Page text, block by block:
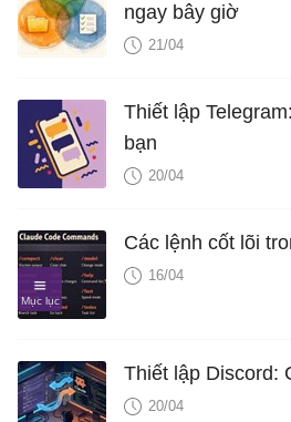
ngay bây giờ
21/04
Thiết lập
bạn
20/04
Các lệnh cốt lõi
16/04
Thiết lập Discord:
20/04